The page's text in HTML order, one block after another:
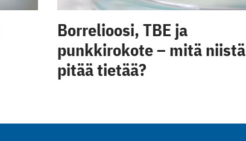
Borrelioosi, TBE ja
punkkirokote – mitä niistä
pitää tietää?